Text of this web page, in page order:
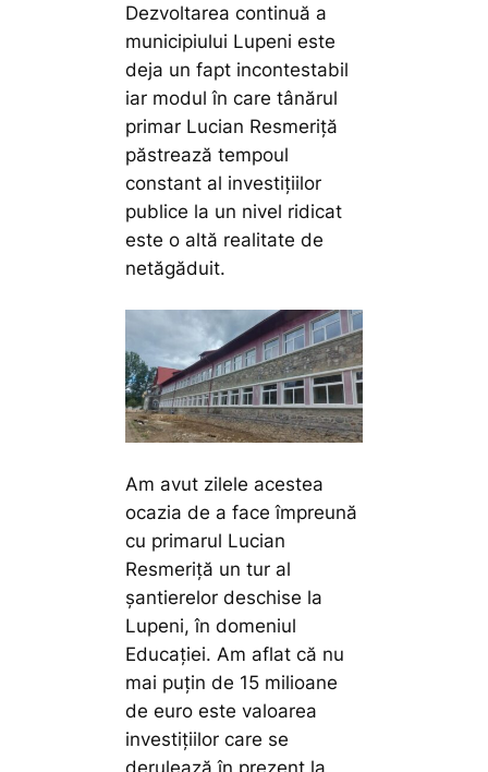
Dezvoltarea continuă a
municipiului Lupeni este
deja un fapt incontestabil
iar modul în care tânărul
primar Lucian Resmeriță
păstrează tempoul
constant al investițiilor
publice la un nivel ridicat
este o altă realitate de
netăgăduit.
Am avut zilele acestea
ocazia de a face împreună
cu primarul Lucian
Resmeriță un tur al
șantierelor deschise la
Lupeni, în domeniul
Educației. Am aflat că nu
mai puțin de 15 milioane
de euro este valoarea
investițiilor care se
derulează în prezent la